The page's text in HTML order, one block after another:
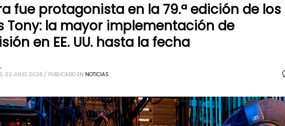
fue protagonista en la 79.ª edición de los
Tony: la mayor implementación de
en EE. UU. hasta la fecha
02 JULIO 2026 / PUBLICADO EN NOTICIAS